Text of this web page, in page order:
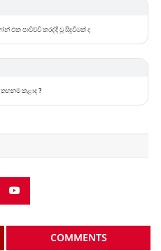
එක පාවිච්චි කරද්දී වූ සිදුවීමක් ද
තහනම් කළාද ?
COMMENTS